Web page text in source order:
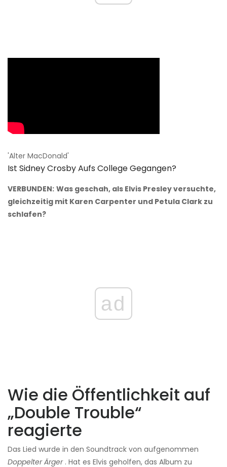
'Alter MacDonald'
Ist Sidney Crosby Aufs College Gegangen?
VERBUNDEN: Was geschah, als Elvis Presley versuchte,
gleichzeitig mit Karen Carpenter und Petula Clark zu
schlafen?
ad
Wie die Öffentlichkeit auf
„Double Trouble“
reagierte
Das Lied wurde in den Soundtrack von aufgenommen
Doppelter Ärger. Hat es Elvis geholfen, das Album zu